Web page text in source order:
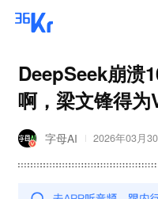
DeepSeek崩溃
啊，梁文锋得
字母AI 2026年03月